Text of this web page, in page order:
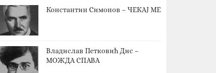
Константин Симонов – ЧЕКАЈ МЕ
Владислав Петковић Дис –
МОЖДА СПАВА